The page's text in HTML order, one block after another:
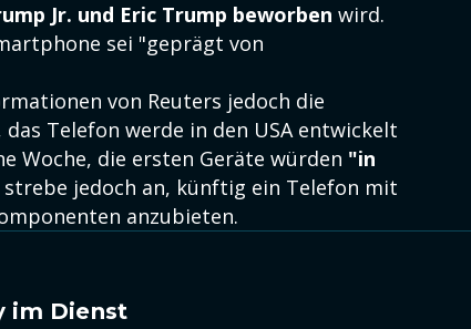
Jr. und Eric Trump beworben wird.
sei "geprägt von
von Reuters jedoch die
Telefon werde in den USA entwickelt
Woche, die ersten Geräte würden "in
strebe jedoch an, künftig ein Telefon mit
anzubieten.
im Dienst